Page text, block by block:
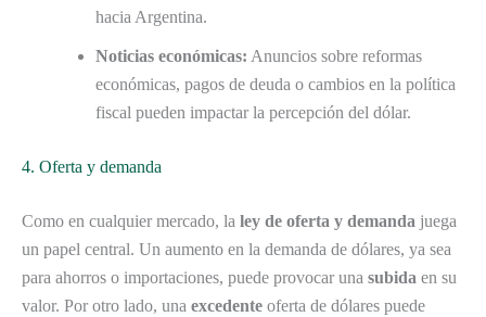
hacia Argentina.
Noticias económicas: Anuncios sobre reformas
económicas, pagos de deuda o cambios en la política
fiscal pueden impactar la percepción del dólar.
4. Oferta y demanda
Como en cualquier mercado, la ley de oferta y demanda juega
un papel central. Un aumento en la demanda de dólares, ya sea
para ahorros o importaciones, puede provocar una subida en su
valor. Por otro lado, una excedente oferta de dólares puede